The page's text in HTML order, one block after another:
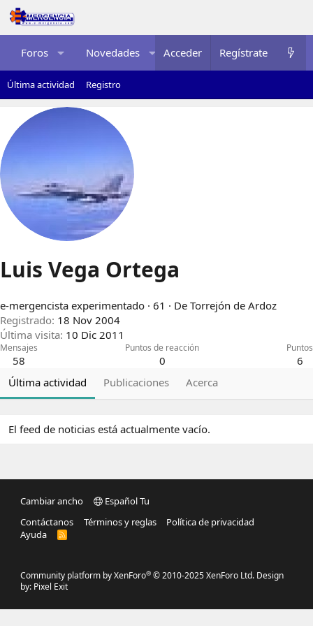
Foros Novedades Multimedia Recursos
Acceder Regístrate
Última actividad Registro
Luis Vega Ortega
e-mergencista experimentado · 61 · De Torrejón de Ardoz
Registrado 18 Nov 2004
Última visita 10 Dic 2011
Mensajes
58
Puntos de reacción
0
Puntos
6
Última actividad
Publicaciones Acerca
El feed de noticias está actualmente vacío.
Cambiar ancho
Español Tu
Contáctanos
Términos y reglas
Política de privacidad
Ayuda
R
Community platform by XenForo® © 2010-2025 XenForo Ltd. Design
by: Pixel Exit